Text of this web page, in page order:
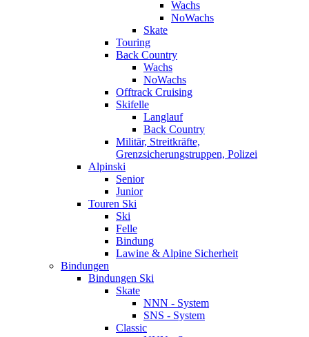
Wachs
NoWachs
Skate
Touring
Back Country
Wachs
NoWachs
Offtrack Cruising
Skifelle
Langlauf
Back Country
Militär, Streitkräfte,
Grenzsicherungstruppen, Polizei
Alpinski
Senior
Junior
Touren Ski
Ski
Felle
Bindung
Lawine & Alpine Sicherheit
Bindungen
Bindungen Ski
Skate
NNN - System
SNS - System
Classic